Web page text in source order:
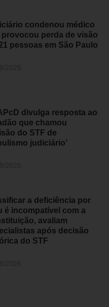
condenou médico
provocou perda de visão
pessoas em São Paulo
divulga resposta ao
que chamou
do STF de
judiciário’
a deficiência por
é incompatível com a
avaliam
após decisão
do STF